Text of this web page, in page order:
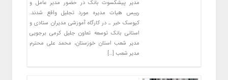
مدیر پیشکسوت بانک در حضور مدیر عامل و
رییس هیات مدیره مورد تجلیل واقع شدند.
کیوسک خبر ـ در کارگاه آموزشی مدیران ستادی و
استانی بانک توسعه تعاون جلیل کرمی برجویی
مدیر شعب استان خوزستان، محمد علی محترم
مدیر شعب […]